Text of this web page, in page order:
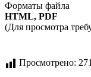
Форматы файла
HTML, PDF
(Для просмотра
Просмотрено: